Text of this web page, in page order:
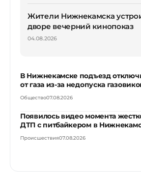
Жители Нижнекамска
дворе вечерний кинопоказ
04.08.2026
В Нижнекамске подъезд
от газа из-за недопуска
Общество07.08.2026
Появилось видео момента
ДТП с питбайкером в
Происшествия07.08.2026